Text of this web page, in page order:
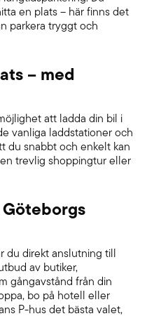
en plats – här finns det
parkera tryggt och
– med
att ladda din bil i
vanliga laddstationer och
du snabbt och enkelt kan
trevlig shoppingtur eller
du direkt anslutning till
av butiker,
gångavstånd från din
bo på hotell eller
P-hus det bästa valet,